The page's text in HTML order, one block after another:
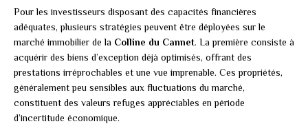
Pour les investisseurs disposant des capacités financières
adéquates, plusieurs stratégies peuvent être déployées sur le
marché immobilier de la Colline du Cannet. La première consiste à
acquérir des biens d’exception déjà optimisés, offrant des
prestations irréprochables et une vue imprenable. Ces propriétés,
généralement peu sensibles aux fluctuations du marché,
constituent des valeurs refuges appréciables en période
d’incertitude économique.